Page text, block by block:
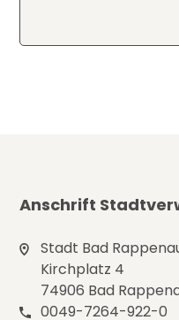
Anschrift
Stadt Bad
Kirchplatz 4
74906 Bad
0049-7264-922-0